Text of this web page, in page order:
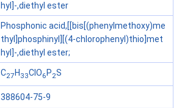
hyl]-,diethyl ester
Phosphonic acid,[[bis[(phenylmethoxy)me
thyl]phosphinyl][(4-chlorophenyl)thio]met
hyl]-,diethyl ester;
C27 H 33ClO6 P2S
388604-75-9